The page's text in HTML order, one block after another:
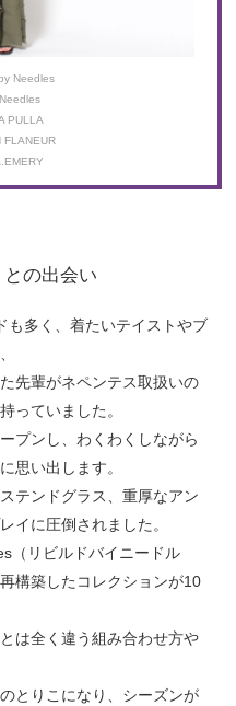
Needles
PULLA
FLANEUR
との出会い
も多く、着たいテイストやブ
先輩がネペンテス取扱いの
っていました。
プンし、わくわくしながら
思い出します。
テンドグラス、重厚なアン
イに圧倒されました。
（リビルドバイニードル
構築したコレクションが10
は全く違う組み合わせ方や
とりこになり、シーズンが